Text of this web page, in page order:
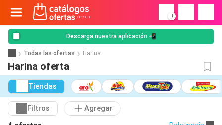
!
Descarga nuestra aplicación 📲
Todas las ofertas Harina
Harina oferta
Tiendas
Filtros
Agregar